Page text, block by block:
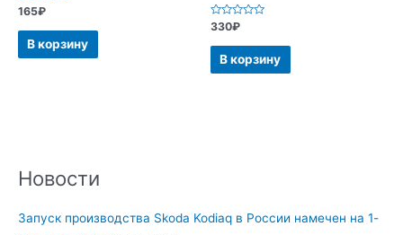
Новости
Запуск производства Skoda Kodiaq в России намечен на 1-
Оценка
из
165₽
В корзину
Оценка
из
330₽
В корзину